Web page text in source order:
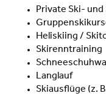
Private Ski-
Heliskiing /
Skirenntraining
Langlauf
Skiausflüge (z.